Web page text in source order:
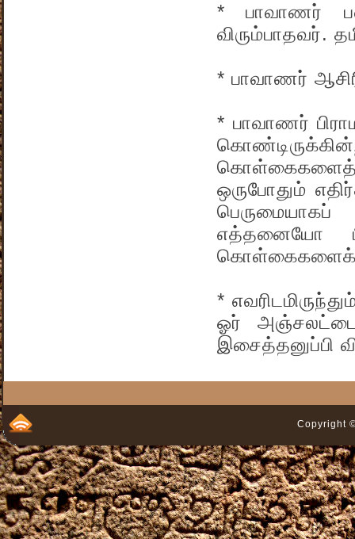
* பாவாணர்
விரும்பாதவர்.
* பாவாணர்
* பாவாணர்
ஒருபோதும்
பெருமையாகப்
எத்தனையோ
கொள்கைகளைக்
*
ஓர்
இசைத்தனுப்பி
Copyright